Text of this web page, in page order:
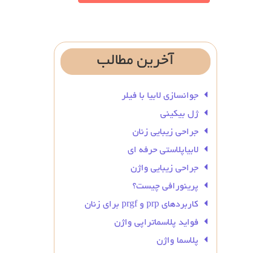
آخرین مطالب
جوانسازی لابیا با فیلر
ژل بیکینی
جراحی زیبایی زنان
لابیاپلاستی حرفه ای
جراحی زیبایی واژن
پرینورافی چیست؟
کاربردهای prp و prgf برای زنان
فواید پلاسماتراپی واژن
پلاسما واژن